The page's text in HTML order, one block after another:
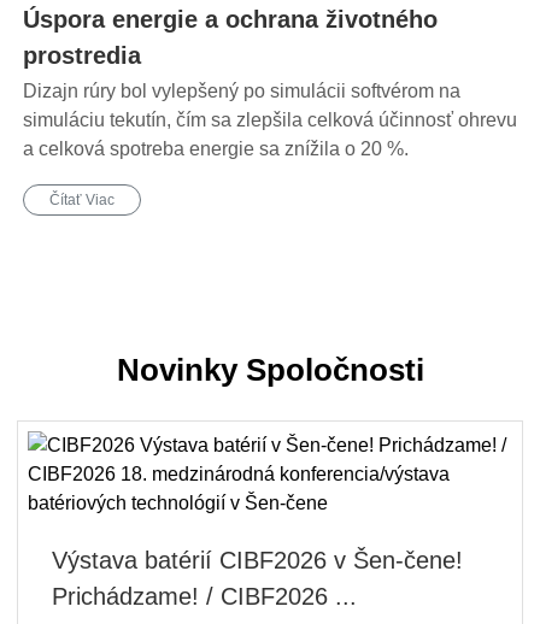
Úspora energie a ochrana životného
prostredia
Dizajn rúry bol vylepšený po simulácii softvérom na
simuláciu tekutín, čím sa zlepšila celková účinnosť ohrevu
a celková spotreba energie sa znížila o 20 %.
Čítať Viac
Novinky Spoločnosti
Výstava batérií CIBF2026 v Šen-čene!
Prichádzame! / CIBF2026 ...